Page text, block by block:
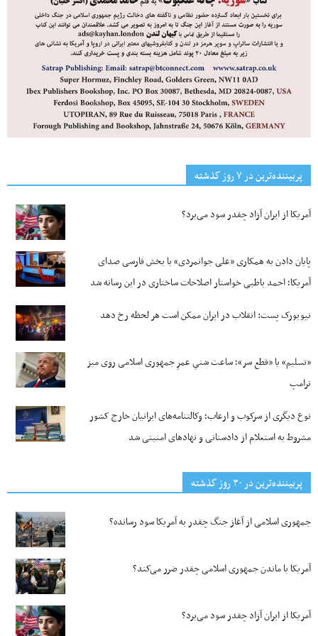
پربیننده‌ترین‌ در ۷ روز گذشته
آمریکا از ایران آزاد چقدر سود می‌برد؟
پایان دادن به همکاری «علی جوانمردی» با بخش فارسی صدای
آمریکا؛ احمد باطبی خواستار اصلاحات ساختاری در این رسانه شد
نیویورک پست: انقلاب در ایران ممکن است هر لحظه رخ دهد
«تسلیم» یا «قطع سر»؛ ساعت شنیِ عمرِ جمهوری اسلامی روی میز
ترامپ
نوع دیگری از سرکوب و ارعاب؛ وکالتنامه‌های ایرانیان خارج کشور
مشروط به استعلام از دادستانی و نهادهای امنیتی شد
پربیننده‌ترین‌ در ۳۰ روز گذشته
جمهوری اسلامی از آغاز جنگ چقدر به آمریکا سود رسانده؟
آمریکا با ماندن جمهوری اسلامی چقدر ضرر می‌کند؟
آمریکا از ایران آزاد چقدر سود می‌برد؟